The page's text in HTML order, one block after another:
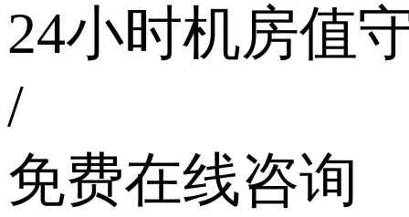
24小时机房值
/
免费在线咨询